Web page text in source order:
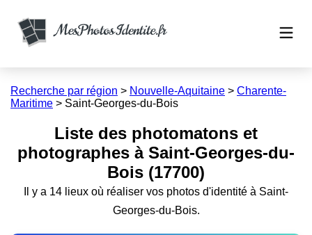
Recherche par région > Nouvelle-Aquitaine > Charente-
Maritime > Saint-Georges-du-Bois
Liste des photomatons et
photographes à Saint-Georges-du-
Bois (17700)
Il y a 14 lieux où réaliser vos photos d'identité à Saint-
Georges-du-Bois.